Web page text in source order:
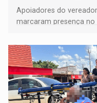
Apoiadores do
marcaram presença